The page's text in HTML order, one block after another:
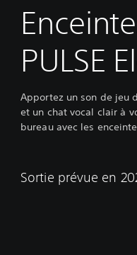
PULSE
Apportez un son de jeu
et un chat vocal clair à
bureau avec les
Sortie prévue en